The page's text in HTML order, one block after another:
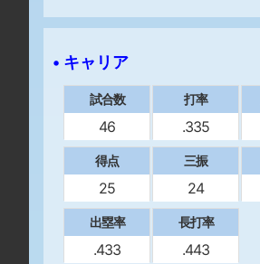
• キャリア
試合数
46
打率
.335
得点
25
三振
24
出塁率
.433
長打率
.443